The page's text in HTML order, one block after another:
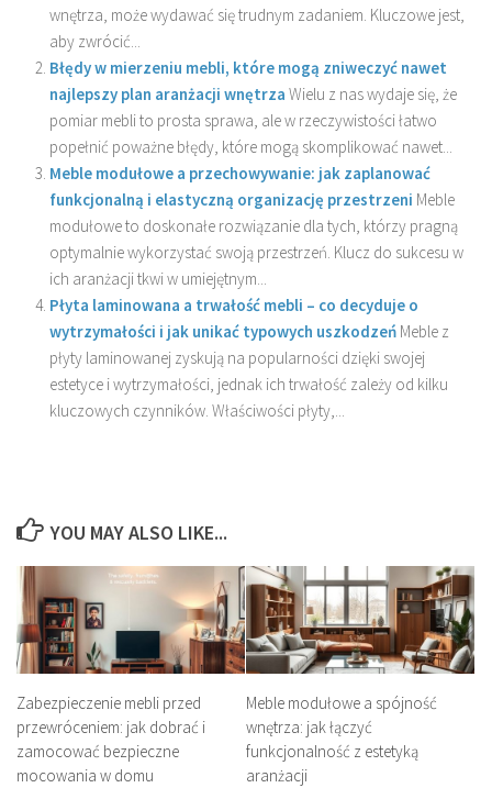
wnętrza, może wydawać się trudnym zadaniem. Kluczowe jest,
aby zwrócić...
Błędy w mierzeniu mebli, które mogą zniweczyć nawet
najlepszy plan aranżacji wnętrza Wielu z nas wydaje się, że
pomiar mebli to prosta sprawa, ale w rzeczywistości łatwo
popełnić poważne błędy, które mogą skomplikować nawet...
Meble modułowe a przechowywanie: jak zaplanować
funkcjonalną i elastyczną organizację przestrzeni Meble
modułowe to doskonałe rozwiązanie dla tych, którzy pragną
optymalnie wykorzystać swoją przestrzeń. Klucz do sukcesu w
ich aranżacji tkwi w umiejętnym...
Płyta laminowana a trwałość mebli – co decyduje o
wytrzymałości i jak unikać typowych uszkodzeń Meble z
płyty laminowanej zyskują na popularności dzięki swojej
estetyce i wytrzymałości, jednak ich trwałość zależy od kilku
kluczowych czynników. Właściwości płyty,...
YOU MAY ALSO LIKE...
Zabezpieczenie mebli przed
przewróceniem: jak dobrać i
zamocować bezpieczne
mocowania w domu
Meble modułowe a spójność
wnętrza: jak łączyć
funkcjonalność z estetyką
aranżacji